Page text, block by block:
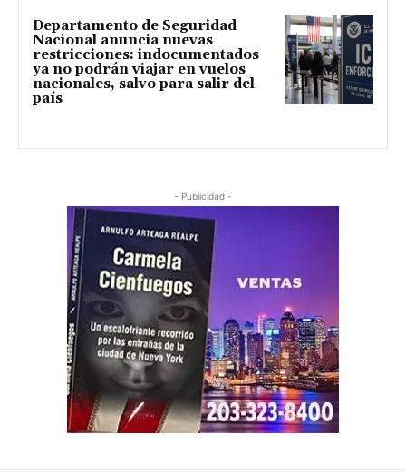
Departamento de Seguridad
Nacional anuncia nuevas
restricciones: indocumentados
ya no podrán viajar en vuelos
nacionales, salvo para salir del
país
- Publicidad -